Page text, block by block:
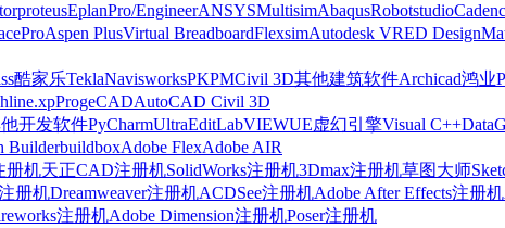
proteusEplanPro/EngineerANSYSMultisimAbaqusRobotstudio
Aspen PlusVirtual BreadboardFlexsimAutodesk VRED Design
酷家乐TeklaNavisworksPKPMCivil 3D其他建筑软件Archicad鸿业
ProgeCADAutoCAD Civil 3D
开发软件PyCharmUltraEditLabVIEWUE虚幻引擎Visual C++
BuilderbuildboxAdobe FlexAdobe AIR
册机天正CAD注册机SolidWorks注册机3Dmax注册机草图大师
册机Dreamweaver注册机ACDSee注册机Adobe After Effects注册机
注册机Adobe Dimension注册机Poser注册机